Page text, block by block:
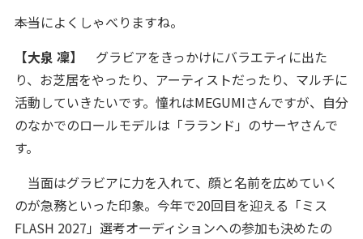
――本当によくしゃべりますね。
【大泉 凜】
グラビアをきっかけにバラエティに出た
り、お芝居をやったり、アーティストだったり、マルチに
活動していきたいです。憧れはMEGUMIさんですが、自分
のなかでのロールモデルは「ラランド」のサーヤさんで
す。
当面はグラビアに力を入れて、顔と名前を広めていく
のが急務といった印象。今年で20回目を迎える「ミス
FLASH 2027」選考オーディションへの参加も決めたの